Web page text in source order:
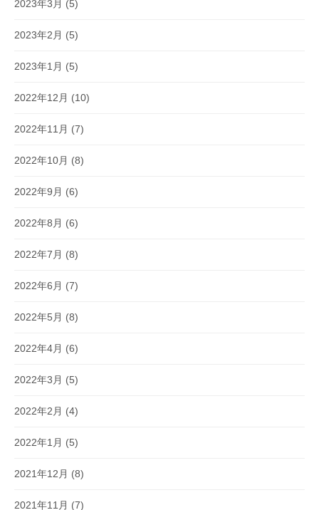
2023年3月 (5)
2023年2月 (5)
2023年1月 (5)
2022年12月 (10)
2022年11月 (7)
2022年10月 (8)
2022年9月 (6)
2022年8月 (6)
2022年7月 (8)
2022年6月 (7)
2022年5月 (8)
2022年4月 (6)
2022年3月 (5)
2022年2月 (4)
2022年1月 (5)
2021年12月 (8)
2021年11月 (7)